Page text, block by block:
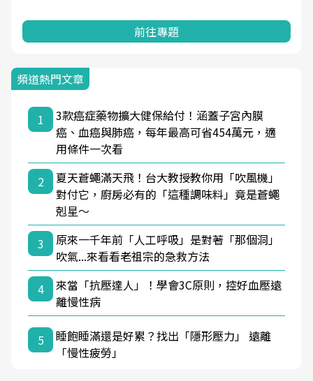
前往專題
頻道熱門文章
1
3款癌症藥物擴大健保給付！涵蓋子宮內膜
癌、血癌與肺癌，每年最高可省454萬元，適
用條件一次看
2
夏天蒼蠅滿天飛！台大教授教你用「吹風機」
對付它，廚房必有的「這種調味料」竟是蒼蠅
剋星～
3
原來一千年前「人工呼吸」是對著「那個洞」
吹氣...來看看老祖宗的急救方法
4
來當「抗壓達人」！學會3C原則，控好血壓遠
離慢性病
5
睡飽睡滿還是好累？找出「隱形壓力」 遠離
「慢性疲勞」